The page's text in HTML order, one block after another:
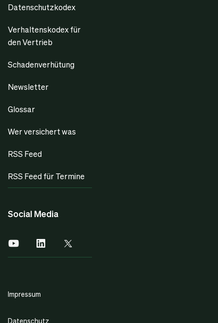
Datenschutzkodex
Verhaltenskodex für
den Vertrieb
Schadenverhütung
Newsletter
Glossar
Wer versichert was
RSS Feed
RSS Feed für Termine
Social Media
Impressum
Datenschutz